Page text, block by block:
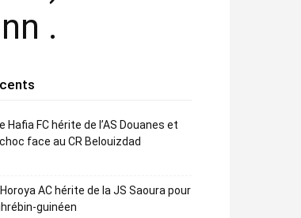
.
Hafia FC hérite de l’AS Douanes et
face au CR Belouizdad
Horoya AC hérite de la JS Saoura pour
guinéen